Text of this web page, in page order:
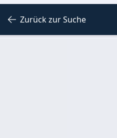
Zurück zur Suche